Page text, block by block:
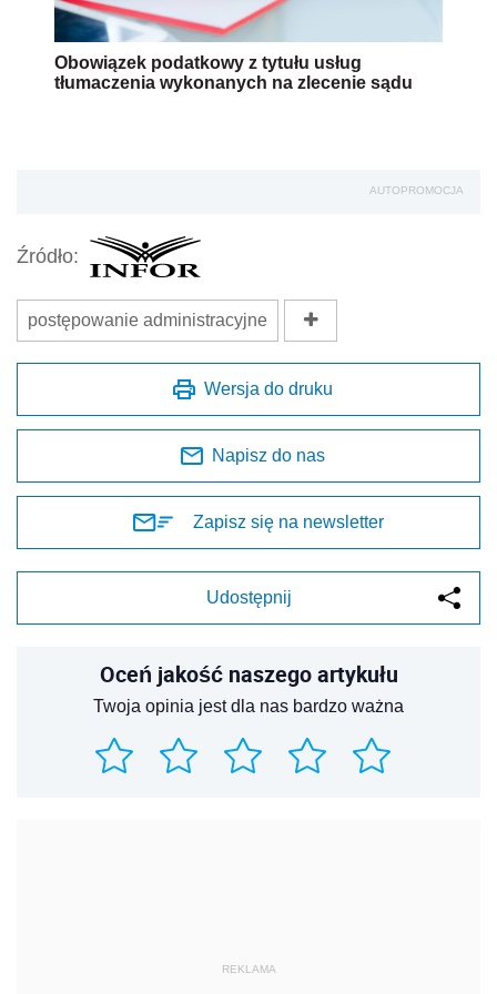
Obowiązek podatkowy z tytułu usług
tłumaczenia wykonanych na zlecenie sądu
AUTOPROMOCJA
Źródło:
postępowanie administracyjne
Wersja do druku
Napisz do nas
Zapisz się na newsletter
Udostępnij
Oceń jakość naszego artykułu
Twoja opinia jest dla nas bardzo ważna
REKLAMA